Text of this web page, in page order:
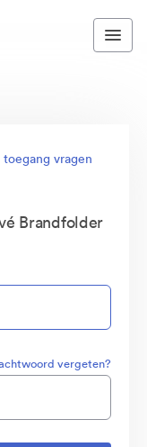
vragen
Brandfolder
vergeten?